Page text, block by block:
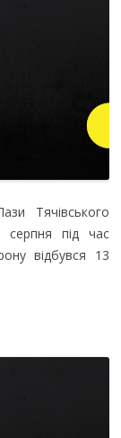
Тячівського
серпня під час
відбувся 13